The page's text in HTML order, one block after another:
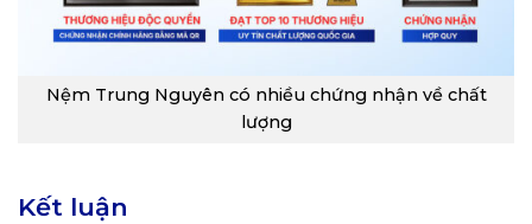
Nệm Trung Nguyên có nhiều chứng nhận về chất
lượng
Kết luận